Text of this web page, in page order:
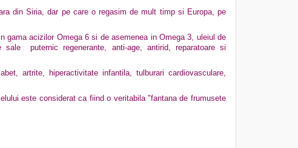
din Siria, dar pe care o regasim de mult timp si Europa, pe
gama acizilor Omega 6 si de asemenea in Omega 3, uleiul de
puternic regenerante, anti-age, antirid, reparatoare si
artrite, hiperactivitate infantila, tulburari cardiovasculare,
este considerat ca fiind o veritabila "fantana de frumusete